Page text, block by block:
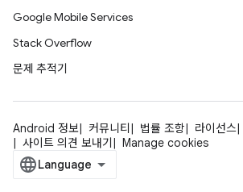
Google Mobile Services
Stack Overflow
문제 추적기
Android 정보 커뮤니티 법률 조항 라이선스
사이트 의견 보내기
Manage cookies